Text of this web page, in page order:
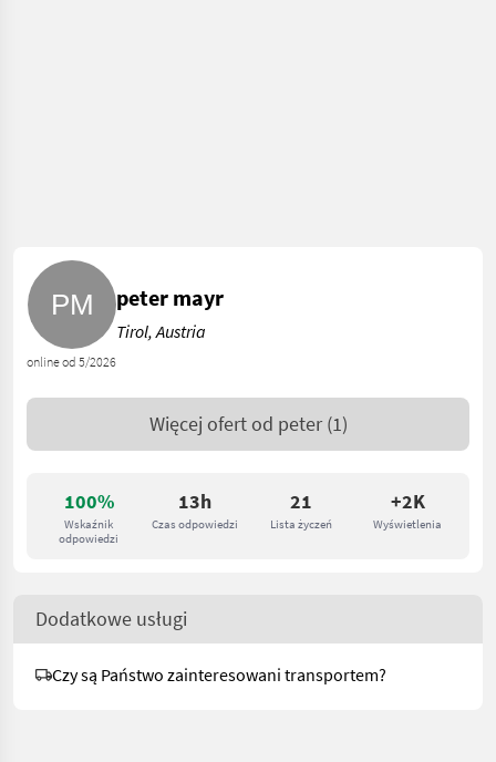
100%
Wskaźnik
odpowiedzi
13h
Czas odpowiedzi
21
Lista życzeń
+2K
Wyświetlenia
online od 5/2026
peter mayr
Tirol, Austria
Więcej ofert od peter (1)
Dodatkowe usługi
Czy są Państwo zainteresowani transportem?